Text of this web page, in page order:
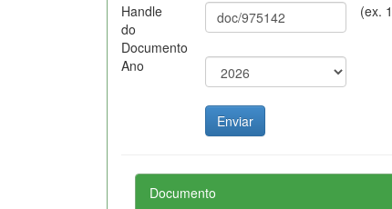
Handle
do
Documento
(ex.
Ano
Documento